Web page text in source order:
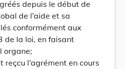
depuis le début de
de l’aide et sa
conformément aux
de la loi, en faisant
organe;
reçcu l’agrément en cours